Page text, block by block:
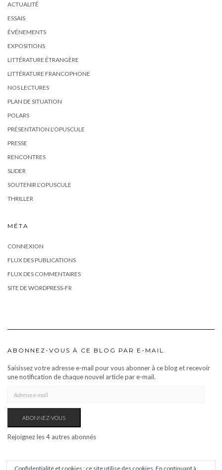
ACTUALITÉ
ESSAIS
ÉVÉNEMENTS
EXPOSITIONS
LITTÉRATURE ÉTRANGÈRE
LITTÉRATURE FRANCOPHONE
NOS LECTURES
PLAN DE SITUATION
POLARS
PRÉSENTATION L'OPUSCULE
PRESSE
RENCONTRES
SLIDER
SOUTENIR L'OPUSCULE
THRILLER
MÉTA
CONNEXION
FLUX DES PUBLICATIONS
FLUX DES COMMENTAIRES
SITE DE WORDPRESS-FR
ABONNEZ-VOUS À CE BLOG PAR E-MAIL.
Saisissez votre adresse e-mail pour vous abonner à ce blog et recevoir
une notification de chaque nouvel article par e-mail.
ABONNEZ-VOUS
Rejoignez les 4 autres abonnés
Confidentialité et cookies : ce site utilise des cookies. En continuant à